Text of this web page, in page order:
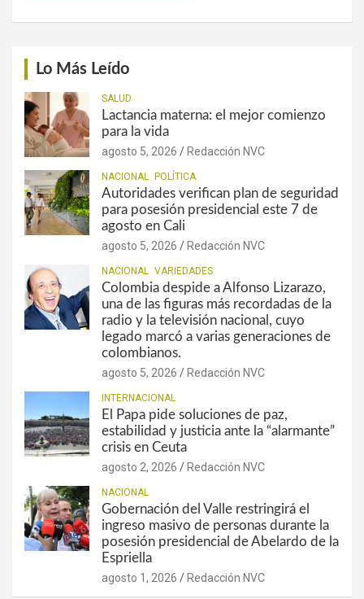
Lo Más Leído
SALUD
Lactancia materna: el mejor comienzo
para la vida
agosto 5, 2026 Redacción NVC
NACIONAL POLÍTICA
Autoridades verifican plan de seguridad
para posesión presidencial este 7 de
agosto en Cali
agosto 5, 2026 Redacción NVC
NACIONAL VARIEDADES
Colombia despide a Alfonso Lizarazo,
una de las figuras más recordadas de la
radio y la televisión nacional, cuyo
legado marcó a varias generaciones de
colombianos.
agosto 5, 2026 Redacción NVC
INTERNACIONAL
El Papa pide soluciones de paz,
estabilidad y justicia ante la “alarmante”
crisis en Ceuta
agosto 2, 2026 Redacción NVC
NACIONAL
Gobernación del Valle restringirá el
ingreso masivo de personas durante la
posesión presidencial de Abelardo de la
Espriella
agosto 1, 2026 Redacción NVC